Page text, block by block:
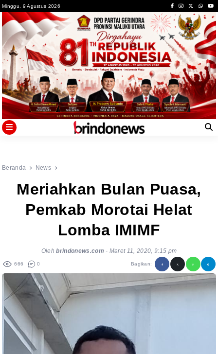
to
content
Minggu, 9 Agustus 2026
Beranda News
Meriahkan Bulan Puasa,
Pemkab Morotai Helat
Lomba IMIMF
Olehbrindonews.com - Maret 11, 2020, 9:15 pm
666 0 Bagikan: